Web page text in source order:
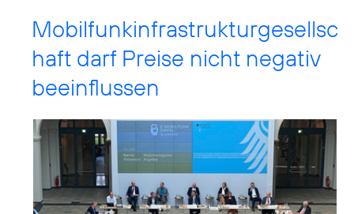
Mobilfunkinfrastrukturgesellsc
haft darf Preise nicht negativ
beeinflussen